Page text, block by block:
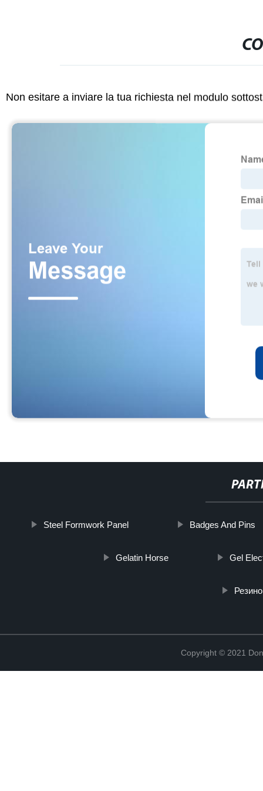
Non esitare a inviare la tua richiesta nel modulo
Steel Formwork Panel Badges And Pins
Gelatin Horse Gel
Copyright © 2021